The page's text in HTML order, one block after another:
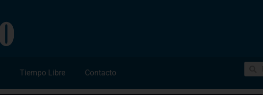
Tiempo Libre Contacto